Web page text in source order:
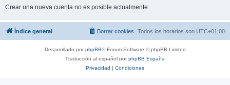
r
Crear una nueva cuenta no es posible actualmente.
Índice general Todos los horarios son UTC+01:00
Borrar cookies
Desarrollado porphpBB® Forum Software © phpBB Limited
Traducción al español porphpBB España
Privacidad | Condiciones